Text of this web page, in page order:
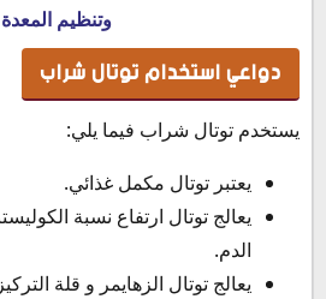
وتنظيم المعدة
دواعي استخدام توتال شراب
يستخدم توتال شراب فيما يلي:
يعتبر توتال مكمل غذائي.
يعالج توتال ارتفاع نسبة
الدم.
يعالج توتال الزهايمر و قلة